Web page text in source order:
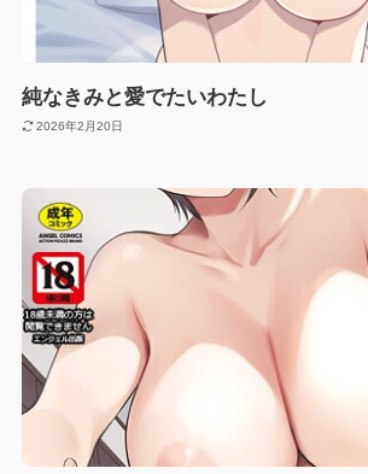
純なきみと愛でたいわたし
2026年2月20日